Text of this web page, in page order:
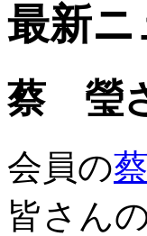
最新ニ
蔡 瑩
会員の
皆さん